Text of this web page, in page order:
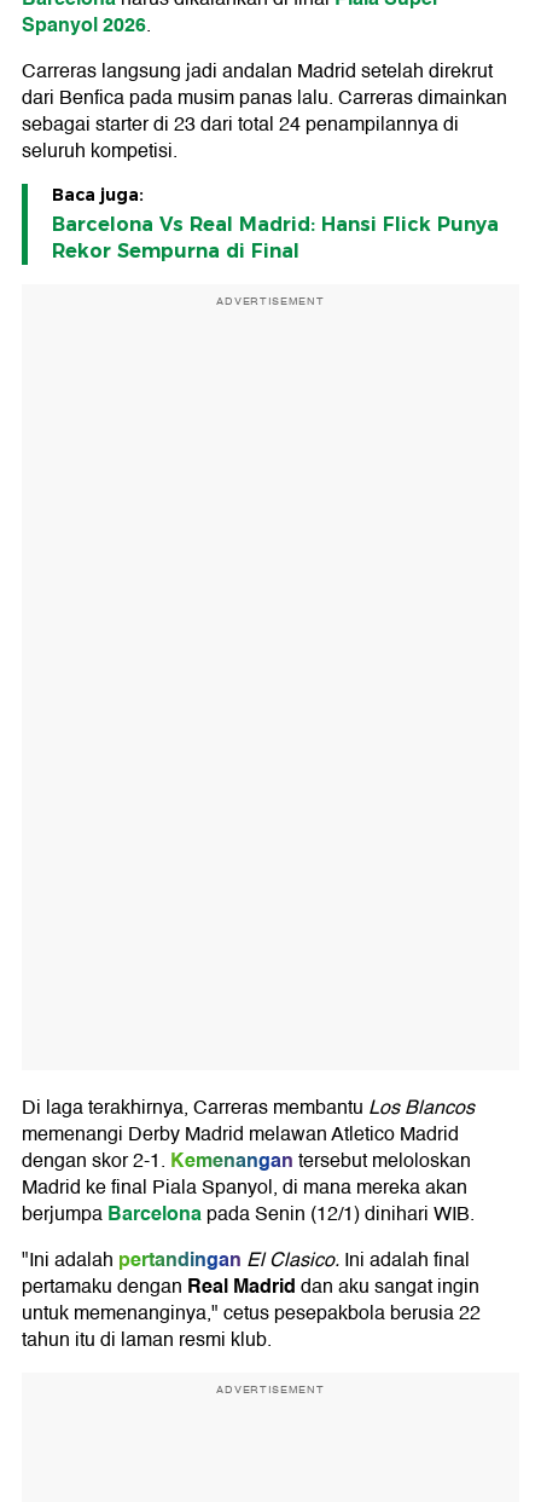
Spanyol 2026.
Carreras langsung jadi andalan Madrid setelah direkrut
dari Benfica pada musim panas lalu. Carreras dimainkan
sebagai starter di 23 dari total 24 penampilannya di
seluruh kompetisi.
Baca juga:
Barcelona Vs Real Madrid: Hansi Flick Punya
Rekor Sempurna di Final
ADVERTISEMENT
Di laga terakhirnya, Carreras membantu Los Blancos
memenangi Derby Madrid melawan Atletico Madrid
dengan skor 2-1. Kemenangantersebut meloloskan
Madrid ke final Piala Spanyol, di mana mereka akan
berjumpaBarcelonapada Senin (12/1) dinihari WIB.
"Ini adalah pertandingan El Clasico.Ini adalah final
pertamaku dengan Real Madriddan aku sangat ingin
untuk memenanginya," cetus pesepakbola berusia 22
tahun itu di laman resmi klub.
ADVERTISEMENT